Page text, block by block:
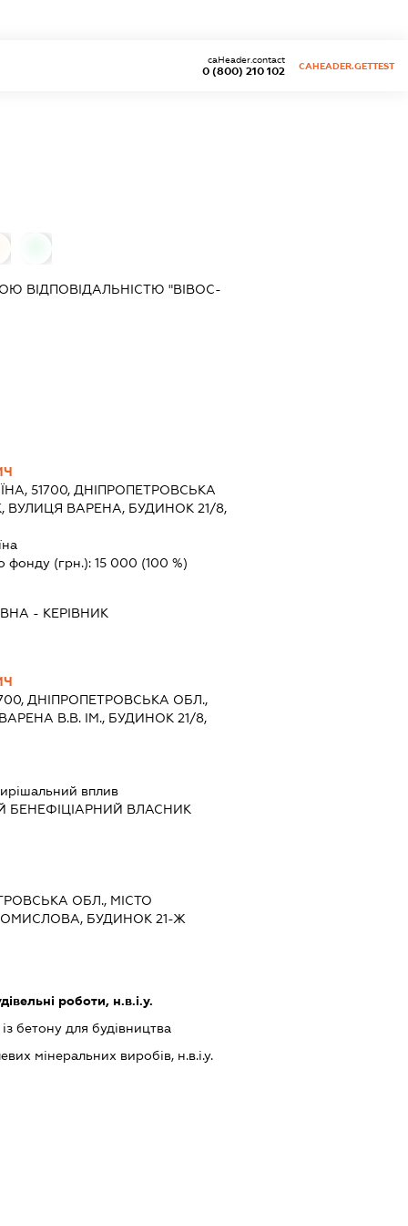
0 (800) 210 102
caHeader.contact
CAHEADER.GETTEST
ВІДПОВІДАЛЬНІСТЮ "ВІВОС-
51700, ДНІПРОПЕТРОВСЬКА
ВУЛИЦЯ ВАРЕНА, БУДИНОК 21/8,
фонду (грн.): 15 000 (100 %)
- КЕРІВНИК
ДНІПРОПЕТРОВСЬКА ОБЛ.,
В.В. ІМ., БУДИНОК 21/8,
вплив
БЕНЕФІЦІАРНИЙ ВЛАСНИК
ОБЛ., МІСТО
БУДИНОК 21-Ж
роботи, н.в.і.у.
бетону для будівництва
мінеральних виробів, н.в.і.у.